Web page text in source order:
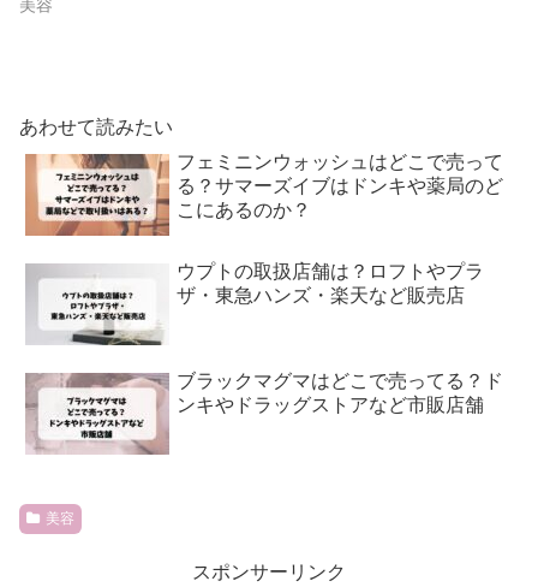
美容
あわせて読みたい
フェミニンウォッシュはどこで売って
る？サマーズイブはドンキや薬局のど
こにあるのか？
ウプトの取扱店舗は？ロフトやプラ
ザ・東急ハンズ・楽天など販売店
ブラックマグマはどこで売ってる？ド
ンキやドラッグストアなど市販店舗
美容
スポンサーリンク